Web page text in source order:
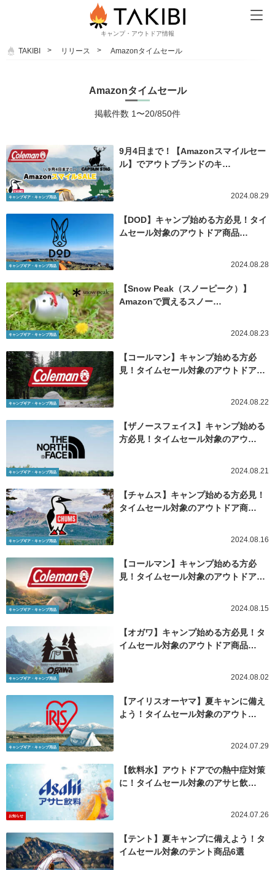
キャンプ・アウトドア情報
TAKIBI リリース Amazonタイムセール
Amazonタイムセール
掲載件数 1〜20/850件
キャンプギア・キャンプ用品
9月4日まで！【Amazonスマイルセー
ル】でアウトブランドのキ…
2024.08.29
キャンプギア・キャンプ用品
【DOD】キャンプ始める方必見！タイ
ムセール対象のアウトドア商品…
2024.08.28
キャンプギア・キャンプ用品
【Snow Peak（スノーピーク）】
Amazonで買えるスノー…
2024.08.23
キャンプギア・キャンプ用品
【コールマン】キャンプ始める方必
見！タイムセール対象のアウトドア…
2024.08.22
キャンプギア・キャンプ用品
【ザノースフェイス】キャンプ始める
方必見！タイムセール対象のアウ…
2024.08.21
キャンプギア・キャンプ用品
【チャムス】キャンプ始める方必見！
タイムセール対象のアウトドア商…
2024.08.16
キャンプギア・キャンプ用品
【コールマン】キャンプ始める方必
見！タイムセール対象のアウトドア…
2024.08.15
キャンプギア・キャンプ用品
【オガワ】キャンプ始める方必見！タ
イムセール対象のアウトドア商品…
2024.08.02
キャンプギア・キャンプ用品
【アイリスオーヤマ】夏キャンに備え
よう！タイムセール対象のアウト…
2024.07.29
お知らせ
【飲料水】アウトドアでの熱中症対策
に！タイムセール対象のアサヒ飲…
2024.07.26
【テント】夏キャンプに備えよう！タ
イムセール対象のテント商品6選